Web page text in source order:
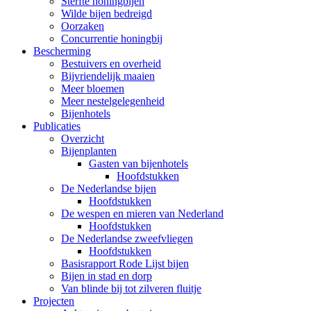
Wilde bijen bedreigd
Oorzaken
Concurrentie honingbij
Bescherming
Bestuivers en overheid
Bijvriendelijk maaien
Meer bloemen
Meer nestelgelegenheid
Bijenhotels
Publicaties
Overzicht
Bijenplanten
Gasten van bijenhotels
Hoofdstukken
De Nederlandse bijen
Hoofdstukken
De wespen en mieren van Nederland
Hoofdstukken
De Nederlandse zweefvliegen
Hoofdstukken
Basisrapport Rode Lijst bijen
Bijen in stad en dorp
Van blinde bij tot zilveren fluitje
Projecten